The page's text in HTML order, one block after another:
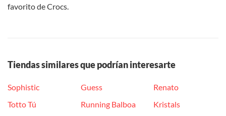
favorito de Crocs.
Tiendas similares que podrían interesarte
Sophistic
Totto Tú
Guess
Running Balboa
Renato
Kristals